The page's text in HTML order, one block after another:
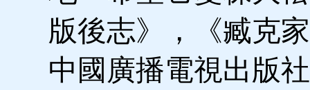
版後志》，《臧克
中國廣播電視出版